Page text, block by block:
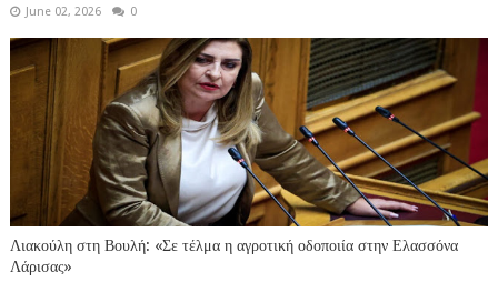
June 02, 2026 0
Λιακούλη στη Βουλή: «Σε τέλμα η αγροτική οδοποιία στην Ελασσόνα
Λάρισας»